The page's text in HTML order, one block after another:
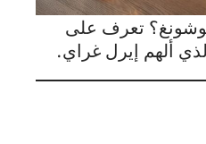
تعرف على
ألهم إيرل غراي.